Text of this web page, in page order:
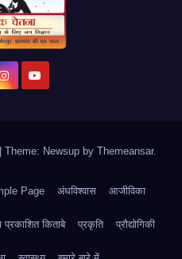
Theme: Newsup by Themeansar.
Page अंधविश्वास आजीविका
प्रकाशित किताबे प्रकृति प्रौद्योगिकी